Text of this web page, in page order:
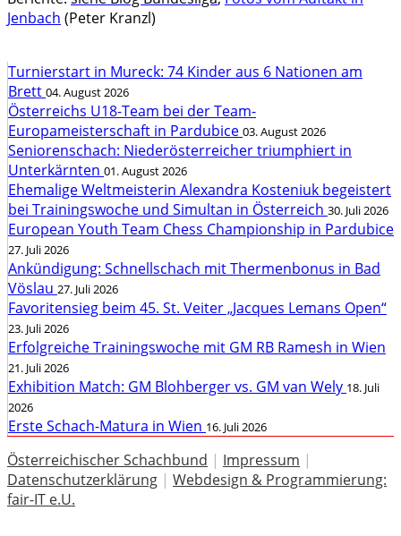
Jenbach (Peter Kranzl)
Turnierstart in Mureck: 74 Kinder aus 6 Nationen am
Brett 04. August 2026
Österreichs U18-Team bei der Team-
Europameisterschaft in Pardubice 03. August 2026
Seniorenschach: Niederösterreicher triumphiert in
Unterkärnten 01. August 2026
Ehemalige Weltmeisterin Alexandra Kosteniuk begeistert
bei Trainingswoche und Simultan in Österreich 30. Juli 2026
European Youth Team Chess Championship in Pardubice
27. Juli 2026
Ankündigung: Schnellschach mit Thermenbonus in Bad
Vöslau 27. Juli 2026
Favoritensieg beim 45. St. Veiter „Jacques Lemans Open“
23. Juli 2026
Erfolgreiche Trainingswoche mit GM RB Ramesh in Wien
21. Juli 2026
Exhibition Match: GM Blohberger vs. GM van Wely 18. Juli
2026
Erste Schach-Matura in Wien 16. Juli 2026
Österreichischer Schachbund | Impressum |
Datenschutzerklärung | Webdesign & Programmierung:
fair-IT e.U.